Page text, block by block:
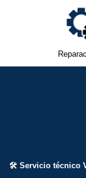
​​🛠️​ Servicio técnico